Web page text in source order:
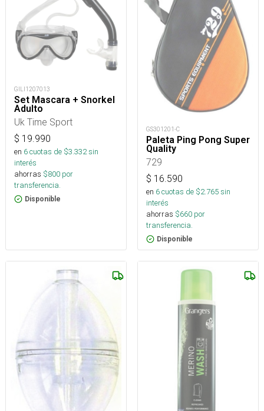
GILI1207013
Set Mascara + Snorkel
Adulto
Uk Time Sport
$ 19.990
en 6cuotas de $3.332sin
interés
ahorras $800 por
transferencia.
Disponible
GS301201-C
Paleta Ping Pong Super
Quality
729
$ 16.590
en 6cuotas de $2.765sin
interés
ahorras $660 por
transferencia.
Disponible